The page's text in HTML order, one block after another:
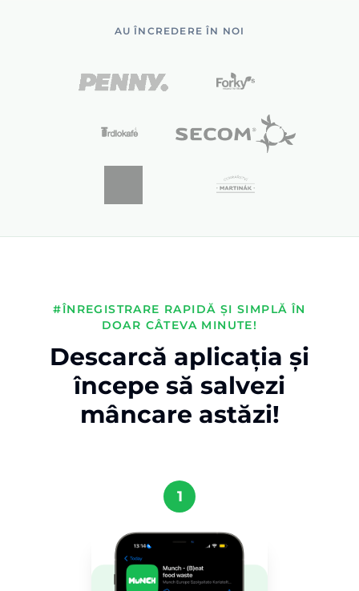
AU ÎNCREDERE ÎN NOI
#ÎNREGISTRARE RAPIDĂ ȘI SIMPLĂ ÎN
DOAR CÂTEVA MINUTE!
Descarcă aplicația și
începe să salvezi
mâncare astăzi!
1